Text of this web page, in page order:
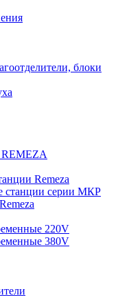
блоки
REMEZA
Remeza
станции серии МКР
220V
380V